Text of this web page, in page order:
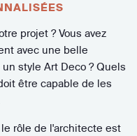
projet ? Vous avez
avec une belle
style Art Deco ? Quels
être capable de les
rôle de l'architecte est